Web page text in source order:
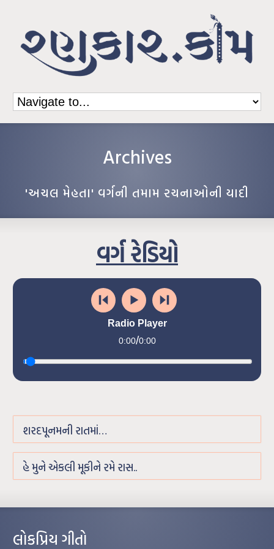
Archives
'અચલ મેહતા' વર્ગની તમામ રચનાઓની યાદી
વર્ગ રેડિયો
Radio Player
0:00/0:00
શરદપૂનમની રાતમાં…
હે મુને એકલી મૂકીને રમે રાસ..
લોકપ્રિય ગીતો